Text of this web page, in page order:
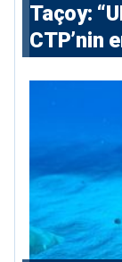
Taçoy:
CTP’nin